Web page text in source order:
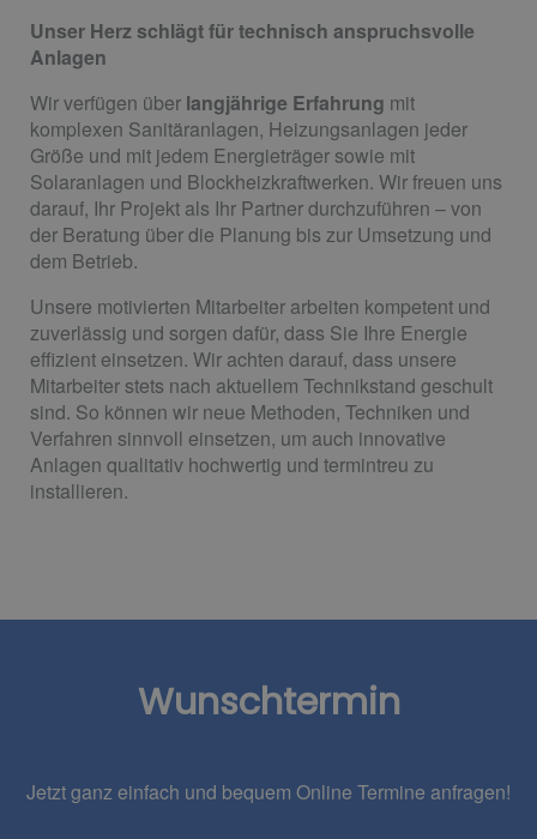
Unser Herz schlägt für technisch anspruchsvolle
Anlagen
Wir verfügen über langjährige Erfahrung mit
komplexen Sanitäranlagen, Heizungsanlagen jeder
Größe und mit jedem Energieträger sowie mit
Solaranlagen und Blockheizkraftwerken. Wir freuen uns
darauf, Ihr Projekt als Ihr Partner durchzuführen – von
der Beratung über die Planung bis zur Umsetzung und
dem Betrieb.
Unsere motivierten Mitarbeiter arbeiten kompetent und
zuverlässig und sorgen dafür, dass Sie Ihre Energie
effizient einsetzen. Wir achten darauf, dass unsere
Mitarbeiter stets nach aktuellem Technikstand geschult
sind. So können wir neue Methoden, Techniken und
Verfahren sinnvoll einsetzen, um auch innovative
Anlagen qualitativ hochwertig und termintreu zu
installieren.
Wunschtermin
Jetzt ganz einfach und bequem Online Termine anfragen!